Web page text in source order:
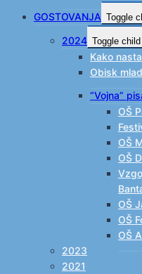
GOSTOVANJA Toggle
2024 Toggle
Kako
Obisk
“Vojna”
OŠ
OŠ
OŠ
OŠ
OŠ
OŠ
2023
2021